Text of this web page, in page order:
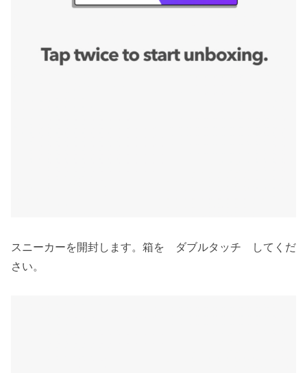
スニーカーを開封します。箱を ダブルタッチ してくだ
さい。